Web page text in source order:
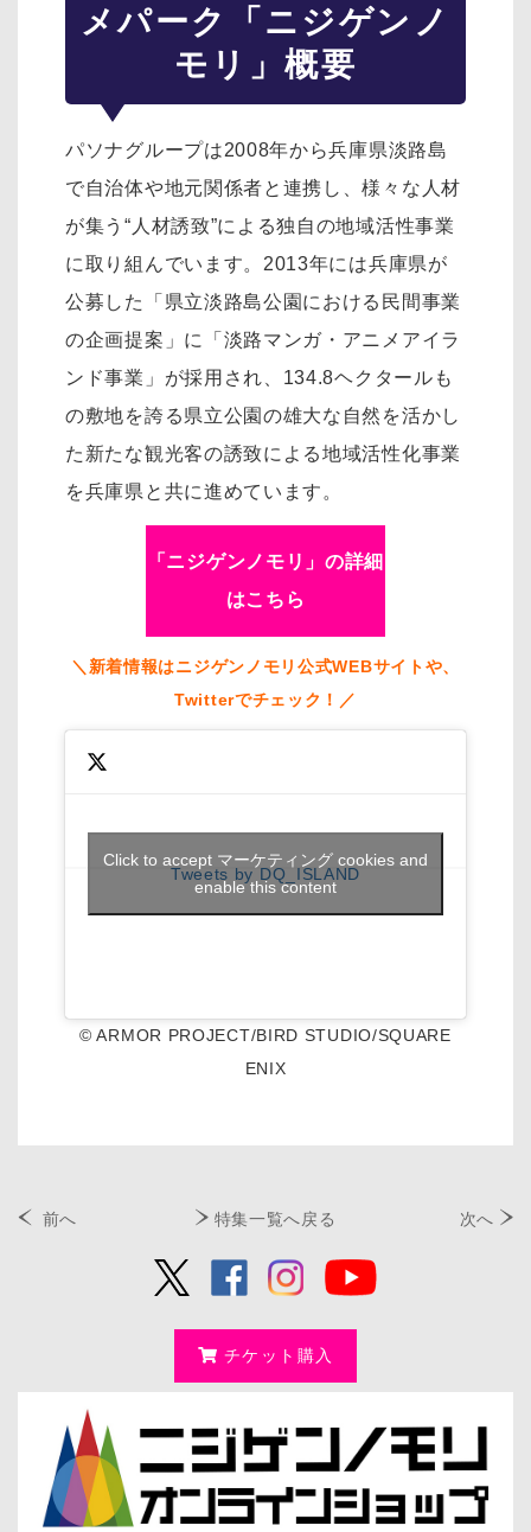
メパーク「ニジゲンノ
モリ」概要
パソナグループは2008年から兵庫県淡路島
で自治体や地元関係者と連携し、様々な人材
が集う“人材誘致”による独自の地域活性事業
に取り組んでいます。2013年には兵庫県が
公募した「県立淡路島公園における民間事業
の企画提案」に「淡路マンガ・アニメアイラ
ンド事業」が採用され、134.8ヘクタールも
の敷地を誇る県立公園の雄大な自然を活かし
た新たな観光客の誘致による地域活性化事業
を兵庫県と共に進めています。
「ニジゲンノモリ」の詳細
はこちら
＼新着情報はニジゲンノモリ公式WEBサイトや、
Twitterでチェック！／
Tweets by DQ_ISLAND
Click to accept マーケティング cookies and
enable this content
© ARMOR PROJECT/BIRD STUDIO/SQUARE
ENIX
前へ 特集一覧へ戻る 次へ
チケット購入